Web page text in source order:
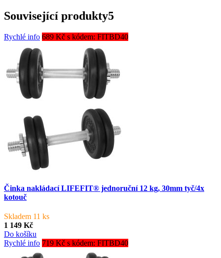
Související produkty5
Rychlé info 689 Kč s kódem: FITBD40
Činka nakládací LIFEFIT® jednoruční 12 kg, 30mm tyč/4x
kotouč
Skladem 11 ks
1 149 Kč
Do košíku
Rychlé info 719 Kč s kódem: FITBD40